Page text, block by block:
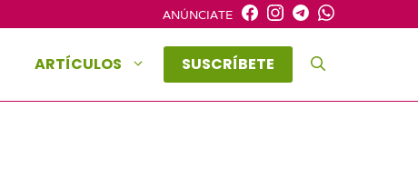
ANÚNCIATE
ARTÍCULOS SUSCRÍBETE